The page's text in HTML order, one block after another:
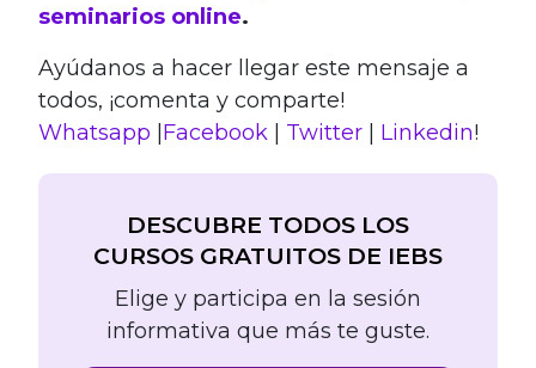
seminarios online.
Ayúdanos a hacer llegar este mensaje a
todos, ¡comenta y comparte!
Whatsapp Facebook Twitter Linkedin!
DESCUBRE TODOS LOS
CURSOS GRATUITOS DE IEBS
Elige y participa en la sesión
informativa que más te guste.